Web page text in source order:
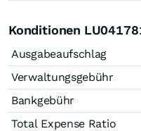
Konditionen
Ausgabeaufschlag
Verwaltungsgebühr
Bankgebühr
Total Expense Ratio